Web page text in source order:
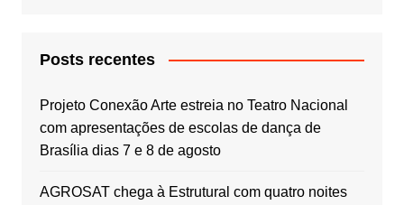
Posts recentes
Projeto Conexão Arte estreia no Teatro Nacional
com apresentações de escolas de dança de
Brasília dias 7 e 8 de agosto
AGROSAT chega à Estrutural com quatro noites